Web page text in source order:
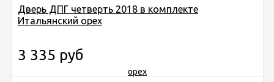
Дверь ДПГ четверть 2018 в комплекте
Итальянский орех
3 335 руб